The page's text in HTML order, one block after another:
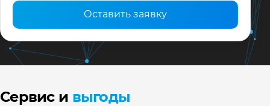
Оставить заявку
Сервис и выгоды